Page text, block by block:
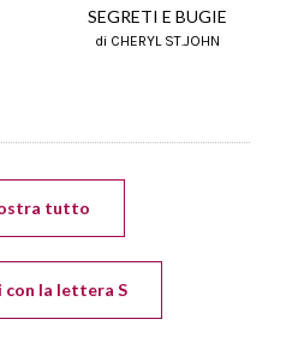
SEGRETI E BUGIE
di CHERYL ST.JOHN
tutto
con la lettera S